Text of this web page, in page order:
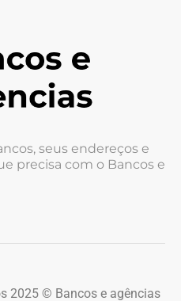
seus endereços e
precisa com o Bancos e
2025 © Bancos e agências